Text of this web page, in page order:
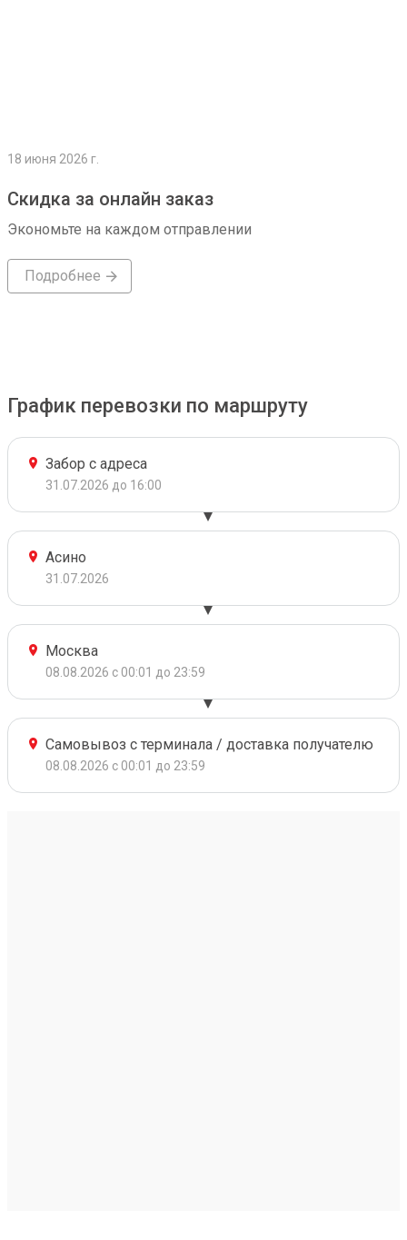
18 июня 2026 г.
Скидка за онлайн заказ
Экономьте на каждом отправлении
Подробнее
График перевозки по маршруту
Забор с адреса
31.07.2026 до 16:00
Асино
31.07.2026
Москва
08.08.2026 с 00:01 до 23:59
Самовывоз с терминала / доставка получателю
08.08.2026 с 00:01 до 23:59